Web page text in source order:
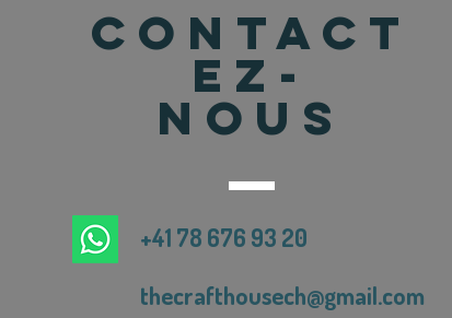
CONTACT
EZ-
NOUS
+41 78 676 93 20
thecrafthousech@gmail.com